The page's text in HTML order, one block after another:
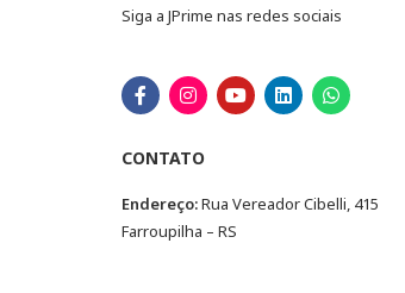
Siga a JPrime nas redes sociais
CONTATO
Endereço:Rua Vereador Cibelli, 415
Farroupilha – RS